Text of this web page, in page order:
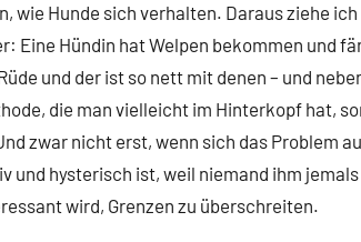
wie Hunde sich verhalten. Daraus ziehe
Eine Hündin hat Welpen bekommen und
und der ist so nett mit denen – und
die man vielleicht im Hinterkopf hat,
zwar nicht erst, wenn sich das Problem
und hysterisch ist, weil niemand ihm
wird, Grenzen zu überschreiten.